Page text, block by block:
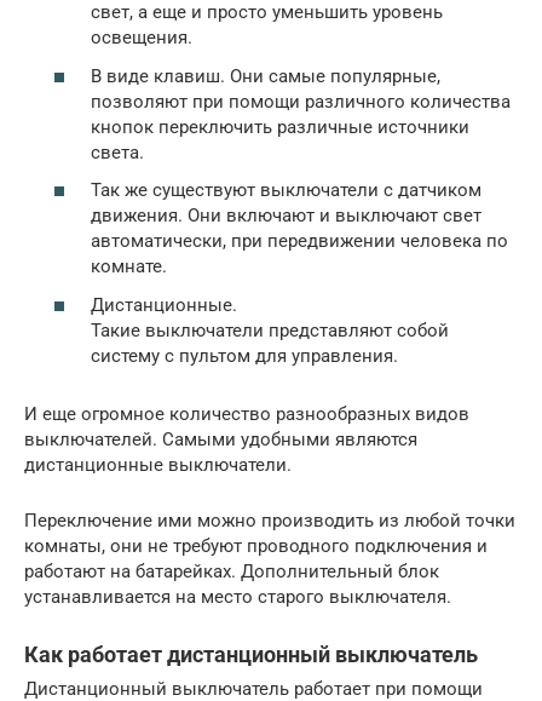
свет, а еще и просто уменьшить уровень
освещения.
В виде клавиш. Они самые популярные,
позволяют при помощи различного количества
кнопок переключить различные источники
света.
Так же существуют выключатели с датчиком
движения. Они включают и выключают свет
автоматически, при передвижении человека по
комнате.
Дистанционные.
Такие выключатели представляют собой
систему с пультом для управления.
И еще огромное количество разнообразных видов
выключателей. Самыми удобными являются
дистанционные выключатели.
Переключение ими можно производить из любой точки
комнаты, они не требуют проводного подключения и
работают на батарейках. Дополнительный блок
устанавливается на место старого выключателя.
Как работает дистанционный выключатель
Дистанционный выключатель работает при помощи